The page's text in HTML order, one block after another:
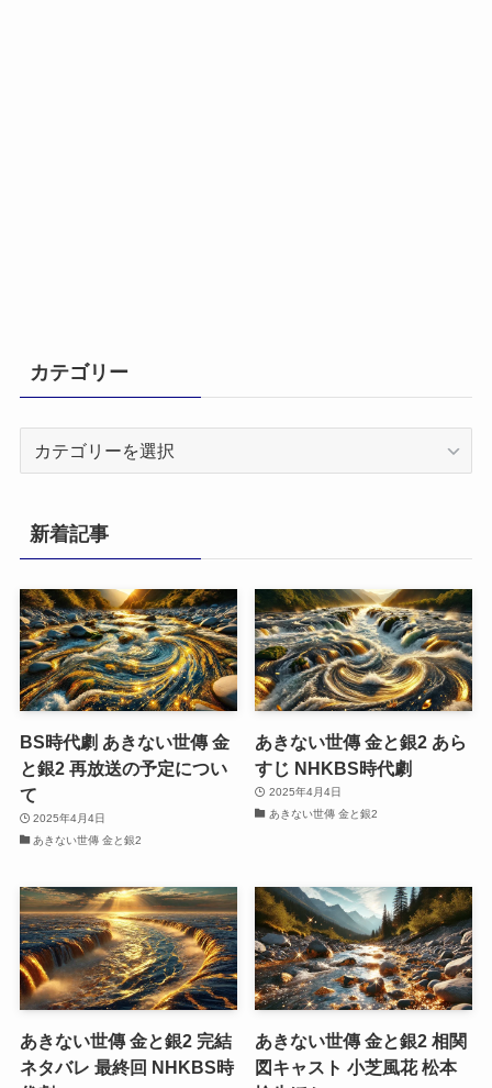
カテゴリー
リ
ー
新着記事
BS時代劇 あきない世傳 金
と銀2 再放送の予定につい
て
2025年4月4日
あきない世傳 金と銀2
あきない世傳 金と銀2 あら
すじ NHKBS時代劇
2025年4月4日
あきない世傳 金と銀2
あきない世傳 金と銀2 完結
ネタバレ 最終回 NHKBS時
あきない世傳 金と銀2 相関
図キャスト 小芝風花 松本